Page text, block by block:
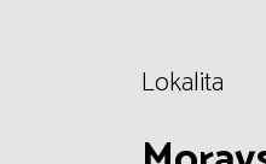
Lokalita